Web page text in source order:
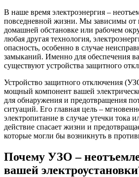
В наше время электроэнергия –
повседневной жизни. Мы зависимы от
домашней обстановке или рабочем
любая другая технология,
опасность, особенно в случае
замыканий. Именно для обеспечения
существуют устройства защитного
Устройство защитного отключения
мощный компонент вашей
для обнаружения и предотвращения
ситуаций. Его главная цель –
электропитание в случае утечки тока
действие спасает жизни и
которые могли бы возникнуть в
Почему УЗО –
вашей